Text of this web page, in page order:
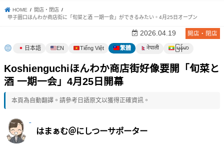
HOME
開店・閉店
甲子園口ほんわか商店街に「旬菜と酒 一期一会」ができるみたい。4月25日オープン
開店・閉店
2026.04.19
日本語 EN Tiếng Việt 繁體 नेपाली မြန်မာ
Koshienguchiほんわか商店街好像要開「旬菜と
酒 一期一会」4月25日開幕
本頁為自動翻譯。請參考日語原文以獲得正確資訊。
はまぁむ＠にしつーサポーター